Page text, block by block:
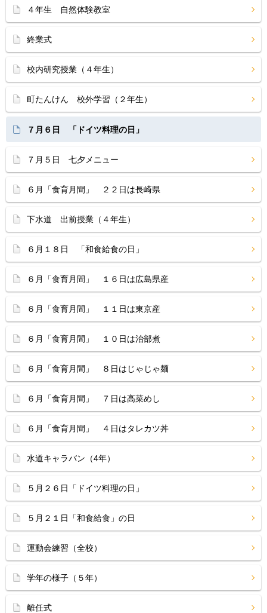
４年生 自然体験教室
終業式
校内研究授業（４年生）
町たんけん 校外学習（２年生）
７月６日 「ドイツ料理の日」
７月５日 七夕メニュー
６月「食育月間」 ２２日は長崎県
下水道 出前授業（４年生）
６月１８日 「和食給食の日」
６月「食育月間」 １６日は広島県産
６月「食育月間」 １１日は東京産
６月「食育月間」 １０日は治部煮
６月「食育月間」 ８日はじゃじゃ麺
６月「食育月間」 ７日は高菜めし
６月「食育月間」 ４日はタレカツ丼
水道キャラバン（4年）
５月２６日「ドイツ料理の日」
５月２１日「和食給食」の日
運動会練習（全校）
学年の様子（５年）
離任式